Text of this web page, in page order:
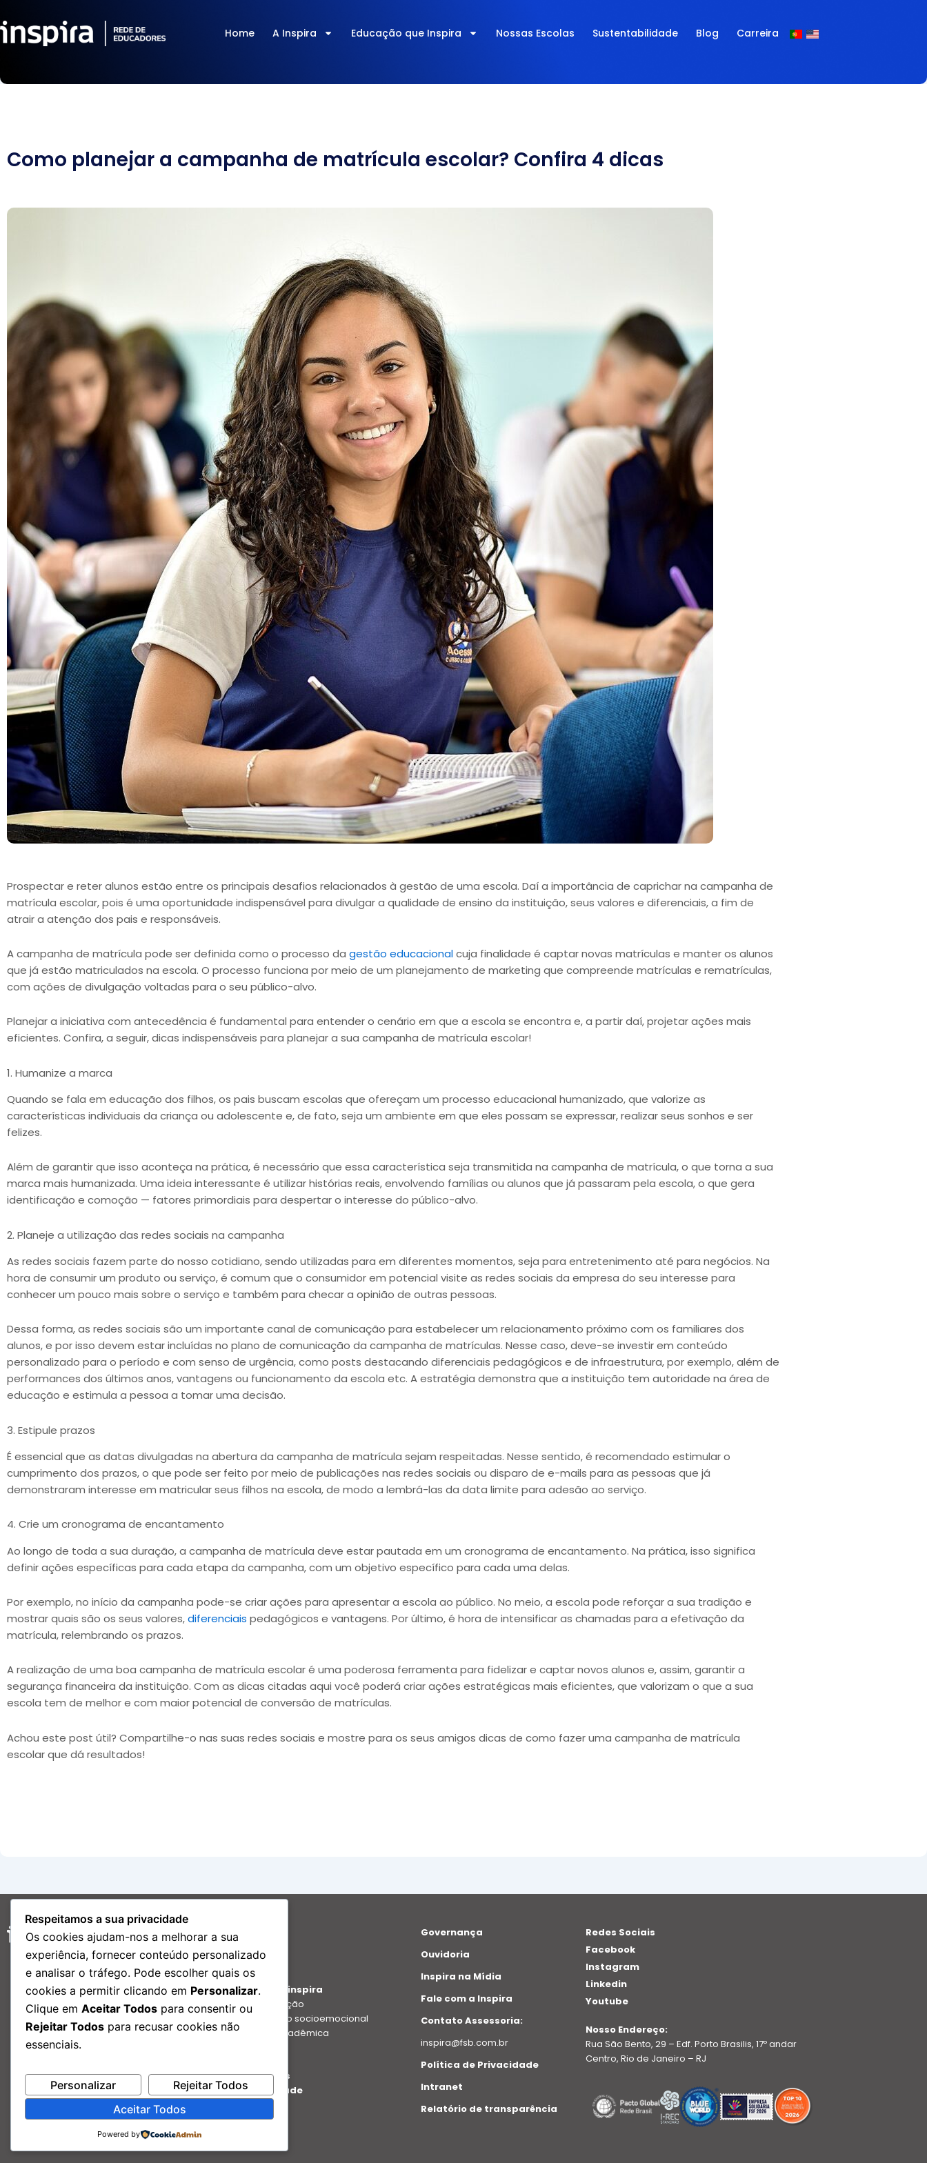
to
content
Home A Inspira Educação que Inspira Nossas Escolas Sustentabilidade Blog Carreira
Como planejar a campanha de matrícula escolar? Confira 4 dicas
Prospectar e reter alunos estão entre os principais desafios relacionados à gestão de uma escola. Daí a importância de caprichar na campanha de
matrícula escolar, pois é uma oportunidade indispensável para divulgar a qualidade de ensino da instituição, seus valores e diferenciais, a fim de
atrair a atenção dos pais e responsáveis.
A campanha de matrícula pode ser definida como o processo da gestão educacionalcuja finalidade é captar novas matrículas e manter os alunos
que já estão matriculados na escola. O processo funciona por meio de um planejamento de marketing que compreende matrículas e rematrículas,
com ações de divulgação voltadas para o seu público-alvo.
Planejar a iniciativa com antecedência é fundamental para entender o cenário em que a escola se encontra e, a partir daí, projetar ações mais
eficientes. Confira, a seguir, dicas indispensáveis para planejar a sua campanha de matrícula escolar!
1. Humanize a marca
Quando se fala em educação dos filhos, os pais buscam escolas que ofereçam um processo educacional humanizado, que valorize as
características individuais da criança ou adolescente e, de fato, seja um ambiente em que eles possam se expressar, realizar seus sonhos e ser
felizes.
Além de garantir que isso aconteça na prática, é necessário que essa característica seja transmitida na campanha de matrícula, o que torna a sua
marca mais humanizada. Uma ideia interessante é utilizar histórias reais, envolvendo famílias ou alunos que já passaram pela escola, o que gera
identificação e comoção — fatores primordiais para despertar o interesse do público-alvo.
2. Planeje a utilização das redes sociais na campanha
As redes sociais fazem parte do nosso cotidiano, sendo utilizadas para em diferentes momentos, seja para entretenimento até para negócios. Na
hora de consumir um produto ou serviço, é comum que o consumidor em potencial visite as redes sociais da empresa do seu interesse para
conhecer um pouco mais sobre o serviço e também para checar a opinião de outras pessoas.
Dessa forma, as redes sociais são um importante canal de comunicação para estabelecer um relacionamento próximo com os familiares dos
alunos, e por isso devem estar incluídas no plano de comunicação da campanha de matrículas. Nesse caso, deve-se investir em conteúdo
personalizado para o período e com senso de urgência, como posts destacando diferenciais pedagógicos e de infraestrutura, por exemplo, além de
performances dos últimos anos, vantagens ou funcionamento da escola etc. A estratégia demonstra que a instituição tem autoridade na área de
educação e estimula a pessoa a tomar uma decisão.
3. Estipule prazos
É essencial que as datas divulgadas na abertura da campanha de matrícula sejam respeitadas. Nesse sentido, é recomendado estimular o
cumprimento dos prazos, o que pode ser feito por meio de publicações nas redes sociais ou disparo de e-mails para as pessoas que já
demonstraram interesse em matricular seus filhos na escola, de modo a lembrá-las da data limite para adesão ao serviço.
4. Crie um cronograma de encantamento
Ao longo de toda a sua duração, a campanha de matrícula deve estar pautada em um cronograma de encantamento. Na prática, isso significa
definir ações específicas para cada etapa da campanha, com um objetivo específico para cada uma delas.
Por exemplo, no início da campanha pode-se criar ações para apresentar a escola ao público. No meio, a escola pode reforçar a sua tradição e
mostrar quais são os seus valores,diferenciais pedagógicos e vantagens. Por último, é hora de intensificar as chamadas para a efetivação da
matrícula, relembrando os prazos.
A realização de uma boa campanha de matrícula escolar é uma poderosa ferramenta para fidelizar e captar novos alunos e, assim, garantir a
segurança financeira da instituição. Com as dicas citadas aqui você poderá criar ações estratégicas mais eficientes, que valorizam o que a sua
escola tem de melhor e com maior potencial de conversão de matrículas.
Achou este post útil? Compartilhe-o nas suas redes sociais e mostre para os seus amigos dicas de como fazer uma campanha de matrícula
escolar que dá resultados!
A Inspira
Identidade
Educação que inspira
Internacionalização
Desenvolvimento socioemocional
Performance Acadêmica
Nossas Escolas
Sustentabilidade
Governança
Ouvidoria
Inspira na Mídia
Fale com a Inspira
Contato Assessoria:
inspira@fsb.com.br
Política de Privacidade
Intranet
Relatório de transparência
Redes Sociais
Facebook
Instagram
Linkedin
Youtube
Nosso Endereço:
Rua São Bento, 29 – Edf. Porto Brasilis, 17º andar
Centro, Rio de Janeiro – RJ
Respeitamos a sua privacidade
Os cookies ajudam-nos a melhorar a sua
experiência, fornecer conteúdo personalizado
e analisar o tráfego. Pode escolher quais os
cookies a permitir clicando em Personalizar.
Clique em Aceitar Todos para consentir ou
Rejeitar Todos para recusar cookies não
essenciais.
Personalizar
Rejeitar Todos
Aceitar Todos
Powered by